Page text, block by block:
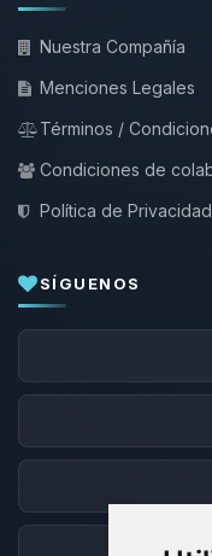
Nuestra Compañía
Menciones Legales
Términos /
Condiciones de
Política de Privacidad
SÍGUENOS